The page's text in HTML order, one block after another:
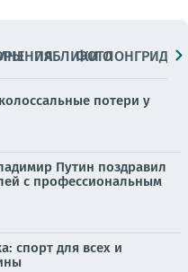
ПАБЛИКИ
ФОТОЛОНГРИДЫ
потери у
Путин поздравил
с профессиональным
спорт для всех и